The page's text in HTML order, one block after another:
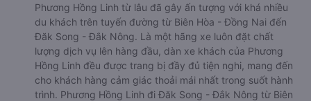
Phương Hồng Linh từ lâu đã gây ấn tượng với khá nhiều
du khách trên tuyến đường từ Biên Hòa - Đồng Nai đến
Đăk Song - Đắk Nông. Là một hãng xe luôn đặt chất
lượng dịch vụ lên hàng đầu, dàn xe khách của Phương
Hồng Linh đều được trang bị đầy đủ tiện nghi, mang đến
cho khách hàng cảm giác thoải mái nhất trong suốt hành
trình. Phương Hồng Linh đi Đăk Song - Đắk Nông từ Biên